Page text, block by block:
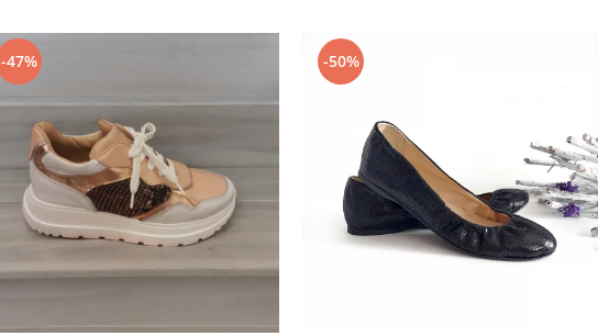
-47% -50%